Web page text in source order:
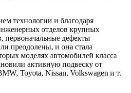
технологии и благодаря
отделов крупных
первоначальные дефекты
преодолены, и она стала
моделях автомобилей класса
активную подвеску от
Toyota, Nissan, Volkswagen и т.